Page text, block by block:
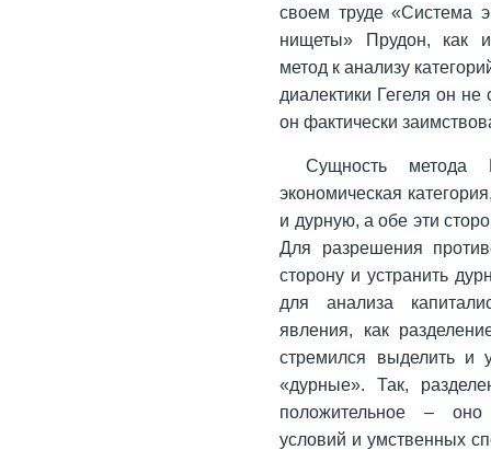
своем труде «Система
нищеты» Прудон, как
метод к анализу
диалектики Гегеля он
он фактически
Сущность метода
экономическая
и дурную, а обе эти
Для разрешения
сторону и устранить
для анализа
явления, как
стремился выделить и
«дурные». Так,
положительное – оно
условий и умственных